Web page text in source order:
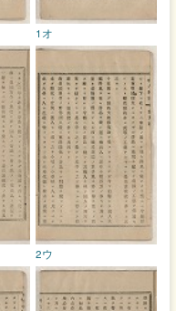
1オ
2ウ